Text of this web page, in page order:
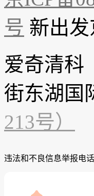
号 新出发
爱奇清科
街东湖国
213号）
违法和不良信息举报电话